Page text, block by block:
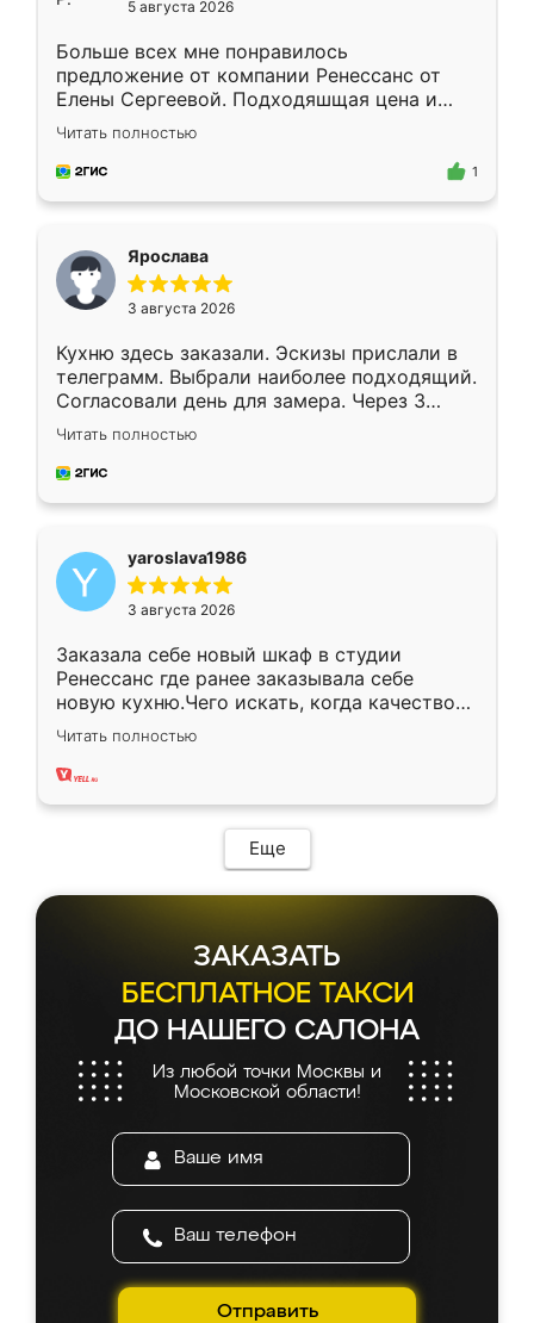
5 августа 2026
Больше всех мне понравилось
предложение от компании Ренессанс от
Елены Сергеевой. Подходяшщая цена и
короткие сроки изготовления. Приехавший
для замера сотрудник Владислав
предложил по моему эскизу самый
Читать полностью
1
Ярослава
3 августа 2026
Кухню здесь заказали. Эскизы прислали в
телеграмм. Выбрали наиболее подходящий.
Согласовали день для замера. Через 3
недели кухня была уже готова. Остались
довольны работой. Спасибо Ренессанс
мебель за качественную работу!
Читать полностью
yaroslava1986
3 августа 2026
Заказала себе новый шкаф в студии
Ренессанс где ранее заказывала себе
новую кухню.Чего искать, когда качеством
вполне довольна. Служит кухня уже почти
два года, нареканий нет.
Читать полностью
Еще
ЗАКАЗАТЬ
БЕСПЛАТНОЕ ТАКСИ
ДО НАШЕГО САЛОНА
Из любой точки Москвы и
Московской области!
Отправить